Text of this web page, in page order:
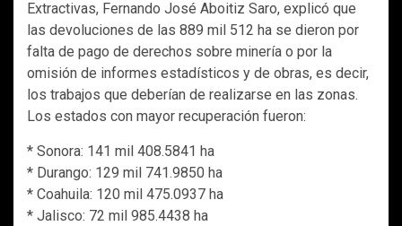
Extractivas, Fernando José Aboitiz Saro, explicó que
las devoluciones de las 889 mil 512 ha se dieron por
falta de pago de derechos sobre minería o por la
omisión de informes estadísticos y de obras, es decir,
los trabajos que deberían de realizarse en las zonas.
Los estados con mayor recuperación fueron:
* Sonora: 141 mil 408.5841 ha
* Durango: 129 mil 741.9850 ha
* Coahuila: 120 mil 475.0937 ha
* Jalisco: 72 mil 985.4438 ha